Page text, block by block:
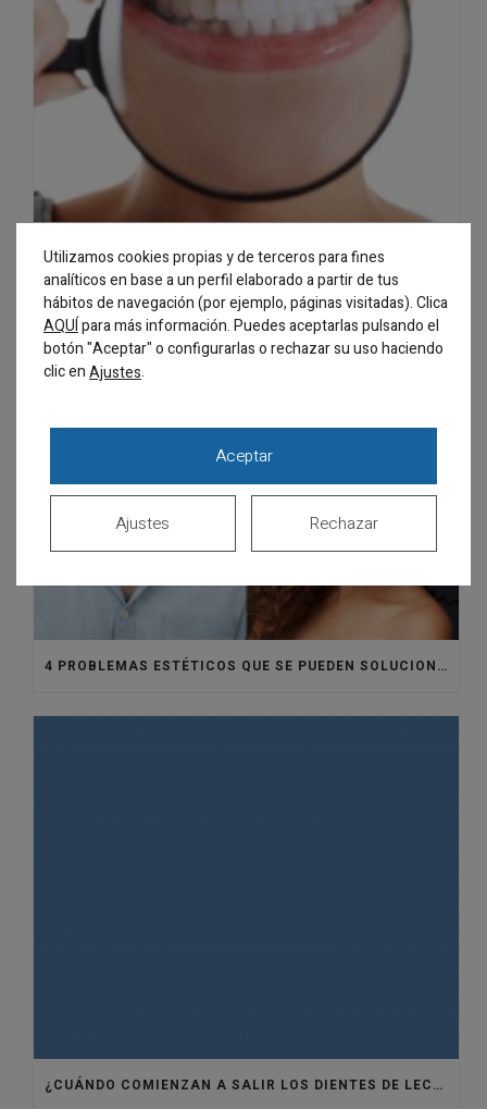
4 PROBLEMAS ESTÉTICOS QUE SE PUEDEN SOLUCIONAR CON CARILLAS DENTALES
¿CUÁNDO COMIENZAN A SALIR LOS DIENTES DE LECHE Y A QUÉ EDAD SE CAEN?
Utilizamos cookies propias y de terceros para fines
analíticos en base a un perfil elaborado a partir de tus
hábitos de navegación (por ejemplo, páginas visitadas). Clica
AQUÍpara más información. Puedes aceptarlas pulsando el
botón "Aceptar" o configurarlas o rechazar su uso haciendo
clic enAjustes.
Aceptar
Rechazar
Ajustes